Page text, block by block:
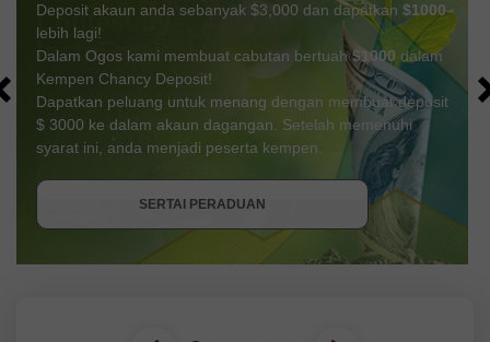
SERTAI PERADUAN
Deposit akaun anda sebanyak $3,000 dan dapatkan $1000
lebih lagi!
Dalam Ogos kami membuat cabutan bertuah$1000 dalam
Kempen Chancy Deposit!
Dapatkan peluang untuk menang dengan membuat deposit
$ 3000 ke dalam akaun dagangan. Setelah memenuhi
syarat ini, anda menjadi peserta kempen.
SERTAI PERADUAN
SERTAI PERADUAN
DAPATKAN BONUS